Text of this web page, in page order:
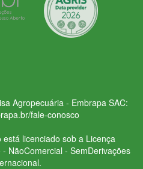
Agropecuária - Embrapa SAC:
fale-conosco
licenciado sob a Licença
NãoComercial - SemDerivações